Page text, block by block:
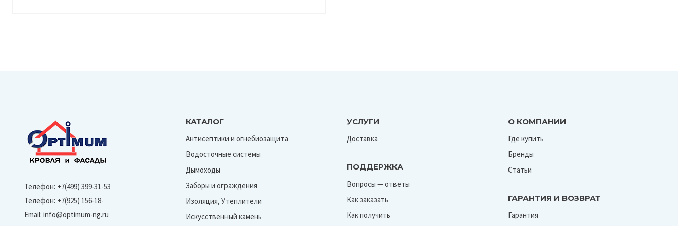
Телефон: +7(499) 399-31-53
Телефон: +7(925) 156-18-
Email: info@optimum-ng.ru
КАТАЛОГ
Антисептики и огнебиозащита
Водосточные системы
Дымоходы
Заборы и ограждения
Изоляция, Утеплители
Искусственный камень
УСЛУГИ
Доставка
ПОДДЕРЖКА
Вопросы — ответы
Как заказать
Как получить
О КОМПАНИИ
Где купить
Бренды
Статьи
ГАРАНТИЯ И ВОЗВРАТ
Гарантия